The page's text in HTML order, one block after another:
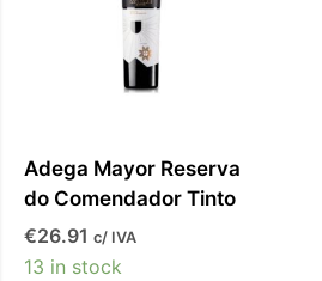
Adega Mayor Reserva
do Comendador Tinto
€26.91 c/ IVA
13 in stock